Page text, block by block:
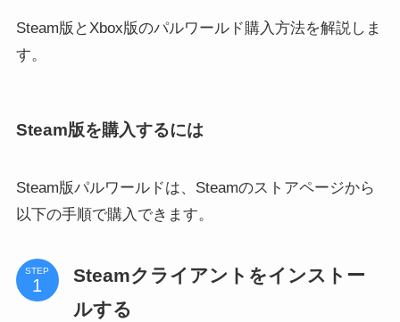
Steam版とXbox版のパルワールド購入方法を解説しま
す。
Steam版を購入するには
Steam版パルワールドは、Steamのストアページから
以下の手順で購入できます。
STEP
Steamクライアントをインストー
ルする